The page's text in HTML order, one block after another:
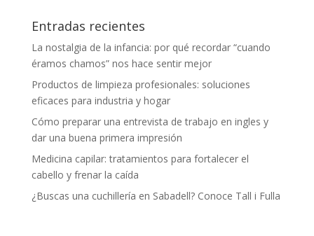
Entradas recientes
La nostalgia de la infancia: por qué recordar “cuando
éramos chamos” nos hace sentir mejor
Productos de limpieza profesionales: soluciones
eficaces para industria y hogar
Cómo preparar una entrevista de trabajo en ingles y
dar una buena primera impresión
Medicina capilar: tratamientos para fortalecer el
cabello y frenar la caída
¿Buscas una cuchillería en Sabadell? Conoce Tall i Fulla